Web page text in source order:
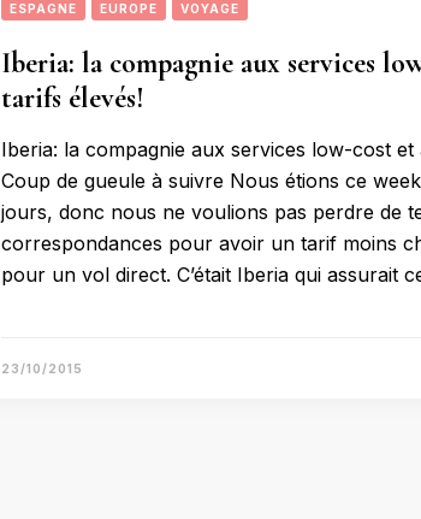
ESPAGNE EUROPE VOYAGE
Iberia: la compagnie aux services
tarifs élevés!
Iberia: la compagnie aux services low-cost et
Coup de gueule à suivre Nous étions ce
jours, donc nous ne voulions pas perdre de
correspondances pour avoir un tarif moins
pour un vol direct. C’était Iberia qui assurait
23/10/2015